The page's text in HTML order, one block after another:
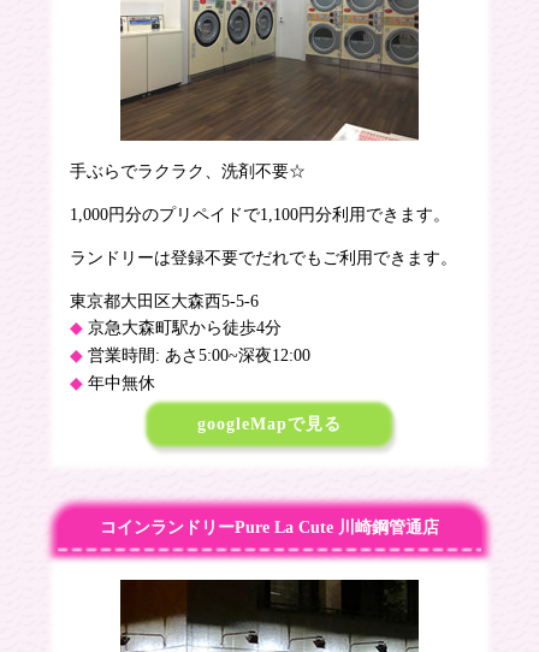
手ぶらでラクラク、洗剤不要☆
1,000円分のプリペイドで1,100円分利用できます。
ランドリーは登録不要でだれでもご利用できます。
東京都大田区大森西5-5-6
京急大森町駅から徒歩4分
営業時間: あさ5:00~深夜12:00
年中無休
googleMapで見る
コインランドリーPure La Cute 川崎鋼管通店